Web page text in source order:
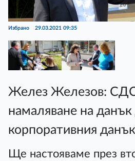
Избрано 29.03.2021 09:35
Желез Железов: СДС
намаляване на
корпоративния данък
Ще настояваме през